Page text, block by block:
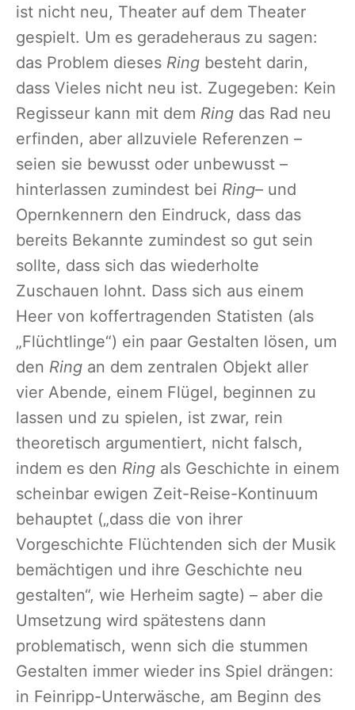
ist nicht neu, Theater auf dem Theater
gespielt. Um es geradeheraus zu sagen:
das Problem dieses Ring besteht darin,
dass Vieles nicht neu ist. Zugegeben: Kein
Regisseur kann mit dem Ring das Rad neu
erfinden, aber allzuviele Referenzen –
seien sie bewusst oder unbewusst –
hinterlassen zumindest bei Ring– und
Opernkennern den Eindruck, dass das
bereits Bekannte zumindest so gut sein
sollte, dass sich das wiederholte
Zuschauen lohnt. Dass sich aus einem
Heer von koffertragenden Statisten (als
„Flüchtlinge“) ein paar Gestalten lösen, um
den Ring an dem zentralen Objekt aller
vier Abende, einem Flügel, beginnen zu
lassen und zu spielen, ist zwar, rein
theoretisch argumentiert, nicht falsch,
indem es den Ring als Geschichte in einem
scheinbar ewigen Zeit-Reise-Kontinuum
behauptet („dass die von ihrer
Vorgeschichte Flüchtenden sich der Musik
bemächtigen und ihre Geschichte neu
gestalten“, wie Herheim sagte) – aber die
Umsetzung wird spätestens dann
problematisch, wenn sich die stummen
Gestalten immer wieder ins Spiel drängen:
in Feinripp-Unterwäsche, am Beginn des